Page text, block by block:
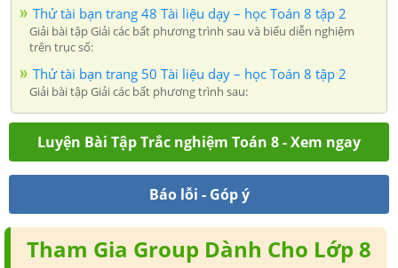
Thử tài bạn trang 48 Tài liệu dạy – học Toán 8 tập 2
Giải bài tập Giải các bất phương trình sau và biểu diễn nghiệm
trên trục số:
Thử tài bạn trang 50 Tài liệu dạy – học Toán 8 tập 2
Giải bài tập Giải các bất phương trình sau:
Luyện Bài Tập Trắc nghiệm Toán 8 - Xem ngay
Báo lỗi - Góp ý
Tham Gia Group Dành Cho Lớp 8